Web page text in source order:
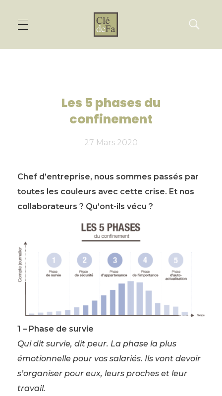
Les 5 phases du
confinement
27 Mars 2020
Chef d’entreprise, nous sommes passés par
toutes les couleurs avec cette crise. Et nos
collaborateurs ? Qu’ont-ils vécu ?
1 – Phase de survie
Qui dit survie, dit peur. La phase la plus
émotionnelle pour vos salariés. Ils vont devoir
s’organiser pour eux, leurs proches et leur
travail.